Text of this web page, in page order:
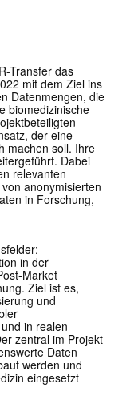
Transfer das
mit dem Ziel ins
Datenmengen, die
biomedizinische
der eine
machen soll. Ihre
Dabei
relevanten
anonymisierten
in Forschung,
in der
Market
Ziel ist es,
und
in realen
zentral im Projekt
Daten
werden und
eingesetzt